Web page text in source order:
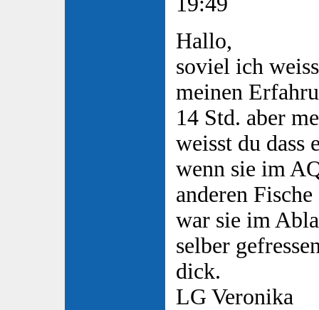
Hallo,
soviel ich
meinen
14 Std. aber
weisst du dass
wenn sie im
anderen
war sie im
selber
dick.
LG Veronika